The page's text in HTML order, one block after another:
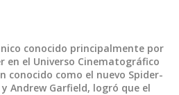
conocido principalmente por
en el Universo Cinematográfico
conocido como el nuevo Spider-
Andrew Garfield, logró que el